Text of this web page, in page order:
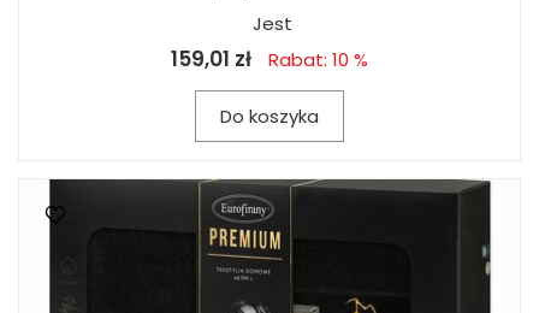
Jest
159,01 zł Rabat: 10 %
Do koszyka